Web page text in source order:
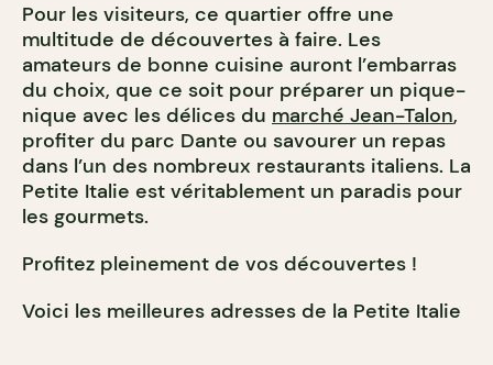
Pour les visiteurs, ce quartier offre une
multitude de découvertes à faire. Les
amateurs de bonne cuisine auront l’embarras
du choix, que ce soit pour préparer un pique-
nique avec les délices du marché Jean-Talon,
profiter du parc Dante ou savourer un repas
dans l’un des nombreux restaurants italiens. La
Petite Italie est véritablement un paradis pour
les gourmets.
Profitez pleinement de vos découvertes !
Voici les meilleures adresses de la Petite Italie